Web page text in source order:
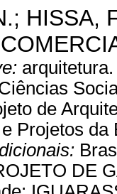
HISSA,
arquitetura.
de
Projetos da
DE